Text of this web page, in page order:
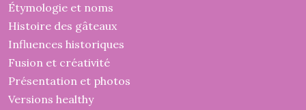
Étymologie et noms
Histoire des gâteaux
Influences historiques
Fusion et créativité
Présentation et photos
Versions healthy